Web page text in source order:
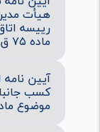
هیأت
رییسه
ماده ۷۵ ق.ن.ص)
آیین
موضوع ماده ۷۹